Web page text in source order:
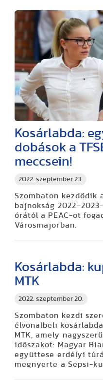
2022. szeptember 23.
Kosárlabda:
dobások a
meccsein!
Szombaton kezdődik
bajnokság
órától a PEAC-ot
Városmajorban.
2022. szeptember 20.
Kosárlabda:
MTK
Szombaton kezdi
élvonalbeli
MTK, amely
időszakot: Magyar
együttese erdélyi
megnyerte a Sepsi-